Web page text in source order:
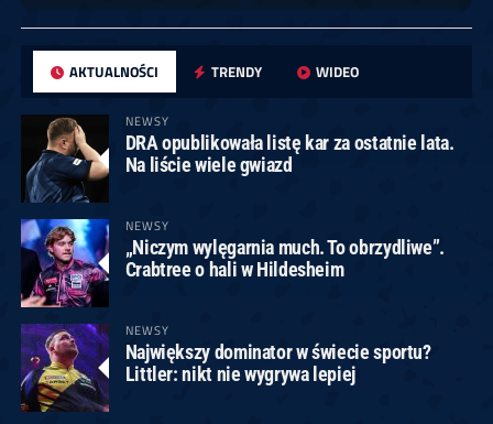
AKTUALNOŚCI TRENDY WIDEO
NEWSY
DRA opublikowała listę kar za ostatnie lata.
Na liście wiele gwiazd
NEWSY
„Niczym wylęgarnia much. To obrzydliwe”.
Crabtree o hali w Hildesheim
NEWSY
Największy dominator w świecie sportu?
Littler: nikt nie wygrywa lepiej